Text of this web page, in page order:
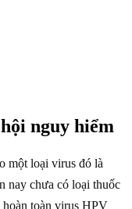
nguy hiểm
một loại virus đó là
nay chưa có loại thuốc
toàn virus HPV